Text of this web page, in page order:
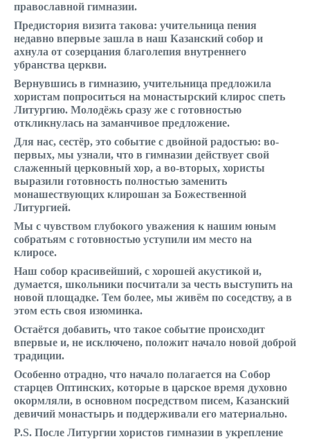
православной гимназии.
Предистория визита такова: учительница пения
недавно впервые зашла в наш Казанский собор и
ахнула от созерцания благолепия внутреннего
убранства церкви.
Вернувшись в гимназию, учительница предложила
хористам попроситься на монастырский клирос спеть
Литургию. Молодёжь сразу же с готовностью
откликнулась на заманчивое предложение.
Для нас, сестёр, это событие с двойной радостью: во-
первых, мы узнали, что в гимназии действует свой
слаженный церковный хор, а во-вторых, хористы
выразили готовность полностью заменить
монашествующих клирошан за Божественной
Литургией.
Мы с чувством глубокого уважения к нашим юным
собратьям с готовностью уступили им место на
клиросе.
Наш собор красивейший, с хорошей акустикой и,
думается, школьники посчитали за честь выступить на
новой площадке. Тем более, мы живём по соседству, а в
этом есть своя изюминка.
Остаётся добавить, что такое событие происходит
впервые и, не исключено, положит начало новой доброй
традиции.
Особенно отрадно, что начало полагается на Собор
старцев Оптинских, которые в царское время духовно
окормляли, в основном посредством писем, Казанский
девичий монастырь и поддерживали его материально.
P.S. После Литургии хористов гимназии в укрепление